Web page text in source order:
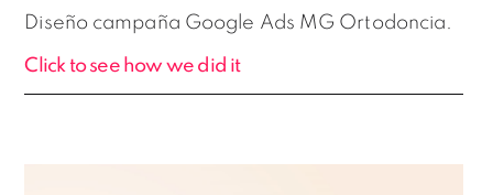
Diseño campaña Google Ads MG Ortodoncia.
Click to see how we did it